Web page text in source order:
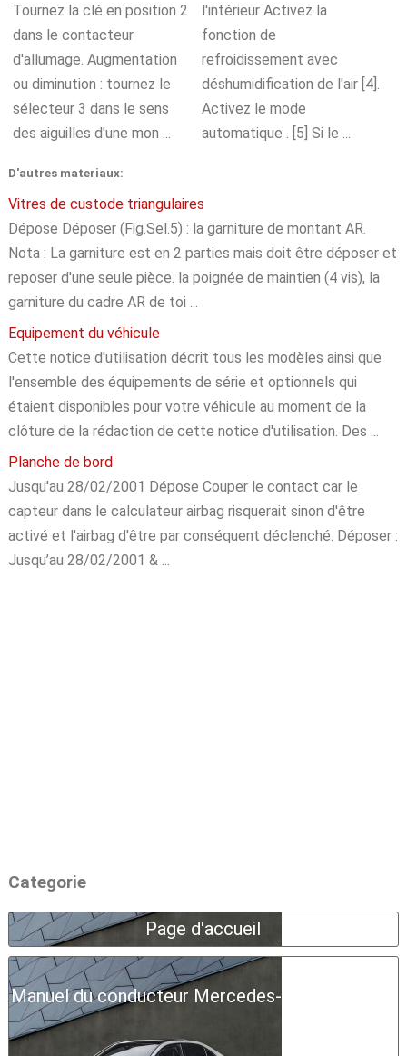
Tournez la clé en position 2
dans le contacteur
d'allumage. Augmentation
ou diminution : tournez le
sélecteur 3 dans le sens
des aiguilles d'une mon ...
l'intérieur Activez la
fonction de
refroidissement avec
déshumidification de l'air [4].
Activez le mode
automatique . [5] Si le ...
D'autres materiaux:
Vitres de custode triangulaires
Dépose Déposer (Fig.Sel.5) : la garniture de montant AR.
Nota : La garniture est en 2 parties mais doit être déposer et
reposer d'une seule pièce. la poignée de maintien (4 vis), la
garniture du cadre AR de toi ...
Equipement du véhicule
Cette notice d'utilisation décrit tous les modèles ainsi que
l'ensemble des équipements de série et optionnels qui
étaient disponibles pour votre véhicule au moment de la
clôture de la rédaction de cette notice d'utilisation. Des ...
Planche de bord
Jusqu'au 28/02/2001 Dépose Couper le contact car le
capteur dans le calculateur airbag risquerait sinon d'être
activé et l'airbag d'être par conséquent déclenché. Déposer :
Jusqu’au 28/02/2001 & ...
Categorie
Page d'accueil
Manuel du conducteur Mercedes-Benz Classe A